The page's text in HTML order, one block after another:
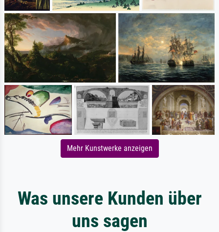
Mehr Kunstwerke anzeigen
Was unsere Kunden über
uns sagen